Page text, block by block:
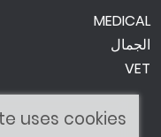
MEDICAL
الجمال
VET
uses cookies